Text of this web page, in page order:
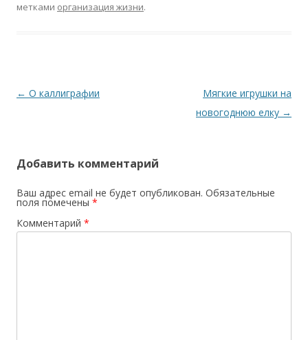
метками организация жизни.
Н
г
а
ц
и
← О каллиграфии
Мягкие игрушки на
новогоднюю елку →
Добавить комментарий
Ваш адрес email не будет опубликован. Обязательные
поля помечены *
Комментарий *